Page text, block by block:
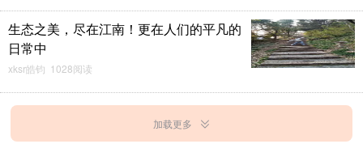
生态之美，尽在江南！更在人们的平凡的
日常中
xksr皓钧 1028阅读
加载更多